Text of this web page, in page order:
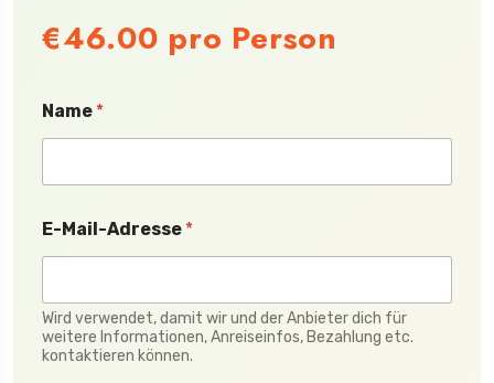
€46.00 pro Person
Name *
E-Mail-Adresse *
Wird verwendet, damit wir und der Anbieter dich für
weitere Informationen, Anreiseinfos, Bezahlung etc.
kontaktieren können.